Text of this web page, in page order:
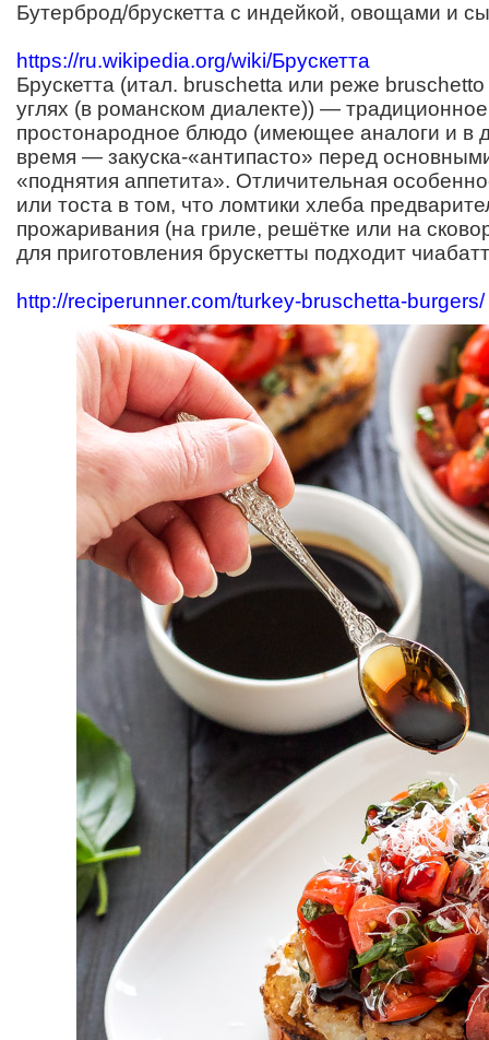
Бутерброд/брускетта с индейкой, овощами и
https://ru.wikipedia.org/wiki/Брускетта
Брускетта (итал. bruschetta или реже
углях (в романском диалекте)) —
простонародное блюдо (имеющее аналоги и в
время — закуска-«антипасто» перед
«поднятия аппетита». Отличительная
или тоста в том, что ломтики хлеба
прожаривания (на гриле, решётке или на
для приготовления брускетты подходит
http://reciperunner.com/turkey-bruschetta-burgers/